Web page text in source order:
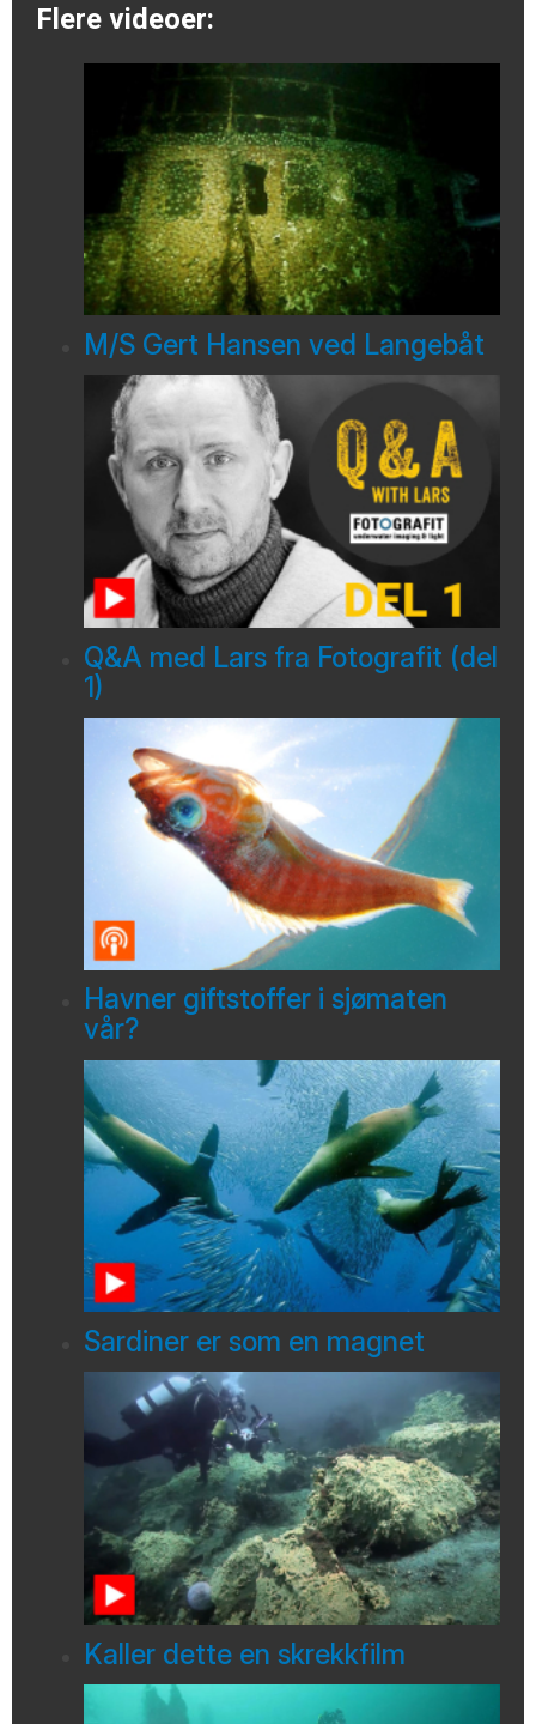
Flere videoer:
M/S Gert Hansen ved Langebåt
Q&A med Lars fra Fotografit (del
1)
Havner giftstoffer i sjømaten
vår?
Sardiner er som en magnet
Kaller dette en skrekkfilm